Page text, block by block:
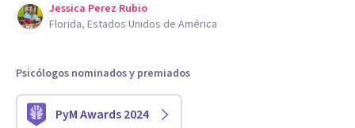
Jessica Perez Rubio
Florida, Estados Unidos de América
Psicólogos nominados y premiados
PyM Awards 2024